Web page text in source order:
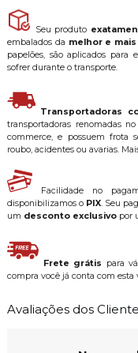
Seu produto
embalados da melhor e
papelões, são aplicados para
sofrer durante o transporte.
Transportadoras
transportadoras renomadas
commerce, e possuem frota
roubo, acidentes ou avarias.
Facilidade no
disponibilizamos o PIX. Seu
um desconto exclusivopor
Frete grátis para
compra você já conta com esta
Avaliações dos